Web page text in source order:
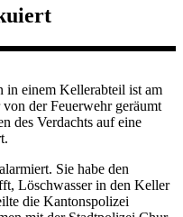
in einem Kellerabteil ist am
der Feuerwehr geräumt
des Verdachts auf eine
Sie habe den
Löschwasser in den Keller
die Kantonspolizei